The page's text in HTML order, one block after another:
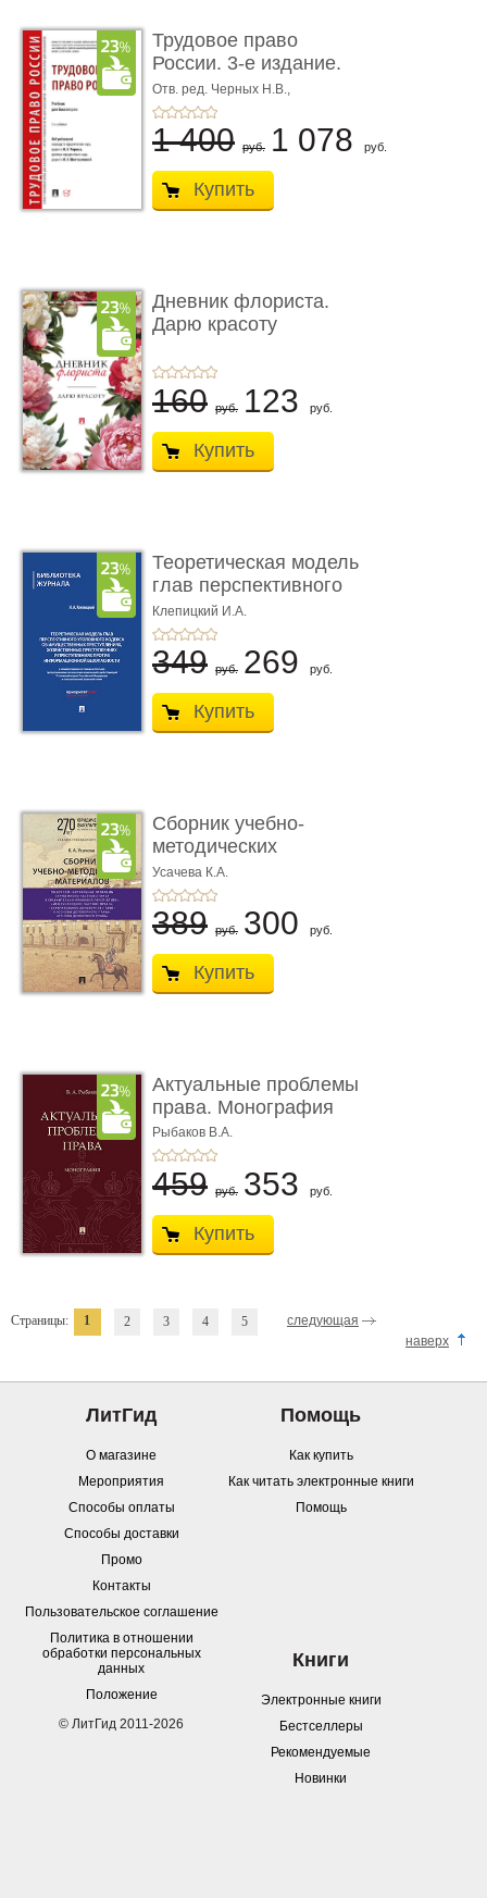
Трудовое право
России. 3-е издание.
Учебник для ...
Отв. ред. Черных Н.В.,
Шестерякова И.В.
1 400 руб. 1 078 руб.
Купить
Дневник флориста.
Дарю красоту
160 руб. 123 руб.
Купить
Теоретическая модель
глав перспективного
УК о ...
Клепицкий И.А.
349 руб. 269 руб.
Купить
Сборник учебно-
методических
материалов по кур ...
Усачева К.А.
389 руб. 300 руб.
Купить
Актуальные проблемы
права. Монография
Рыбаков В.А.
459 руб. 353 руб.
Купить
Страницы: 1 2 3 4 5
следующая
наверх
ЛитГид
О магазине
Мероприятия
Способы оплаты
Способы доставки
Промо
Контакты
Пользовательское соглашение
Политика в отношении
обработки персональных
данных
Положение
© ЛитГид 2011-2026
Помощь
Как купить
Как читать электронные книги
Помощь
Книги
Электронные книги
Бестселлеры
Рекомендуемые
Новинки